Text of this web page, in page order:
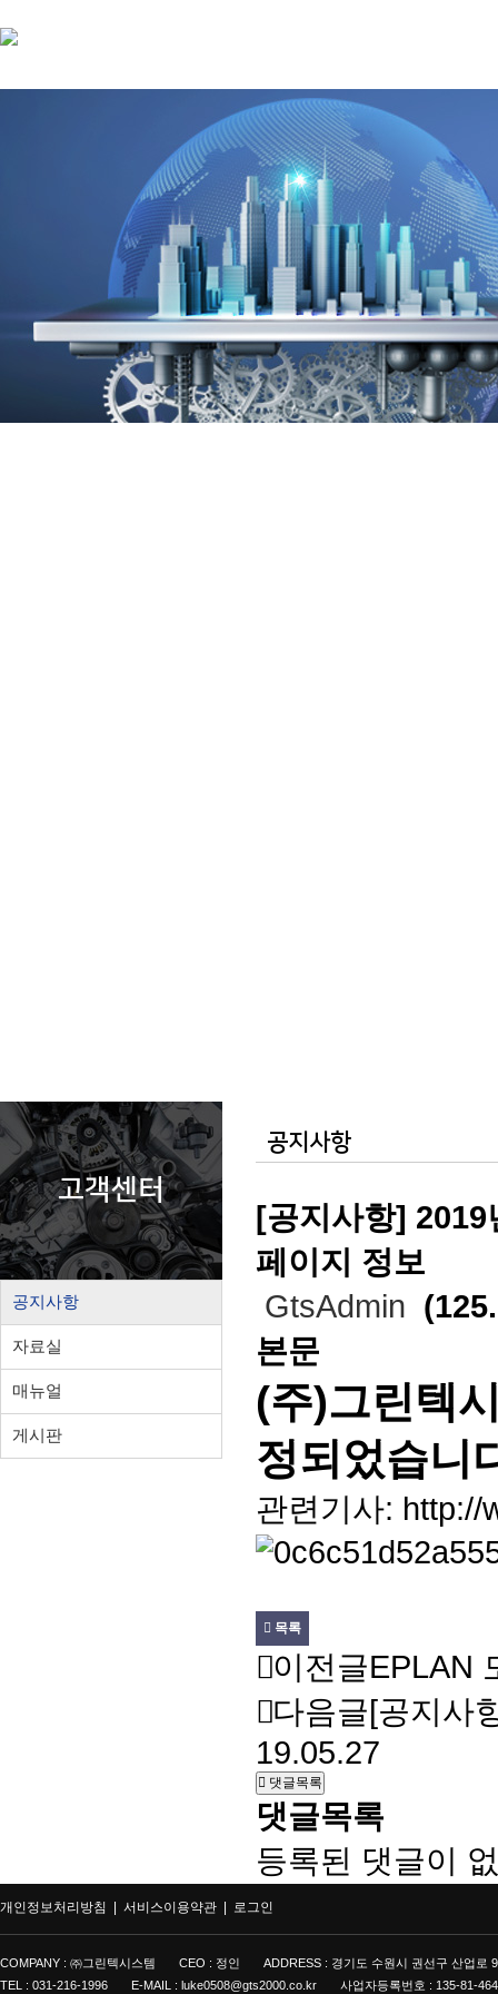
고객센터
공지사항
자료실
매뉴얼
게시판
공지사항
[공지사항] 2019
페이지 정보
GtsAdmin
본문
(주)그린텍
정되었습니
관련기사: http://
목록
이전글EPLAN
다음글[공지사
19.05.27
댓글목록
댓글목록
등록된 댓글이
개인정보처리방침 | 서비스이용약관 | 로그인
COMPANY : ㈜그린텍시스템 CEO : 정인
ADDRESS : 경기도 수원시 권선구 산업로
TEL : 031-216-1996
E-MAIL : luke0508@gts2000.co.kr
사업자등록번호 : 135-81-